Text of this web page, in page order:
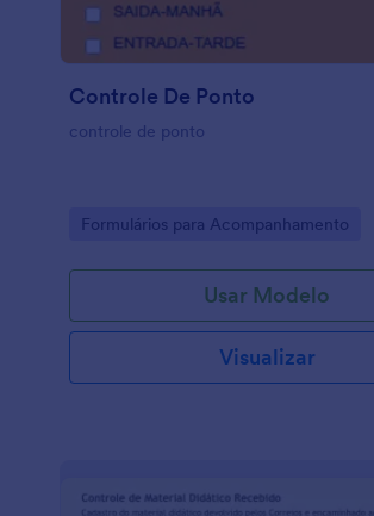
Controle De Ponto
controle de ponto
Go to Category:
Formulários para Acompanhamento
Usar Modelo
Visualizar